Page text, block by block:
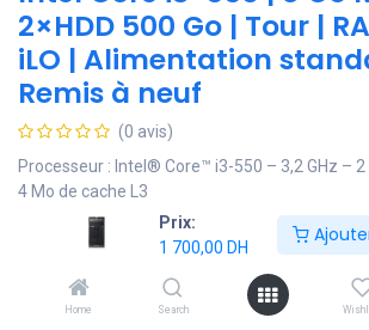
Prix:
1 700,00 DH
Home Search
2×HDD 500 Go | Tour |
iLO | Alimentation
Remis à neuf
(0 avis)
Processeur : Intel® Core™ i3-550 – 3,2 GHz –
4 Mo de cache L3
Mémoire : 8 Go DDR3 ECC – extensible jusqu’à
Stockage : 2× HDD 500 Go SATA (RAID 1 –
Contrôleur RAID : HPE Smart Array B110i